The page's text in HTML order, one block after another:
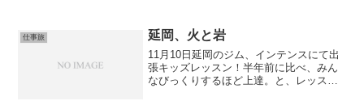
仕事旅 延岡、火と岩
11月10日延岡のジム、インテンスにて出
張キッズレッスン！半年前に比べ、みん
なびっくりするほど上達。と、レッスン